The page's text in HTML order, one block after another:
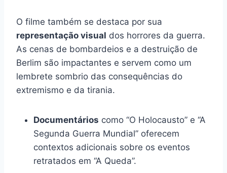
O filme também se destaca por sua
representação visual dos horrores da guerra.
As cenas de bombardeios e a destruição de
Berlim são impactantes e servem como um
lembrete sombrio das consequências do
extremismo e da tirania.
Documentários como “O Holocausto” e “A
Segunda Guerra Mundial” oferecem
contextos adicionais sobre os eventos
retratados em “A Queda”.